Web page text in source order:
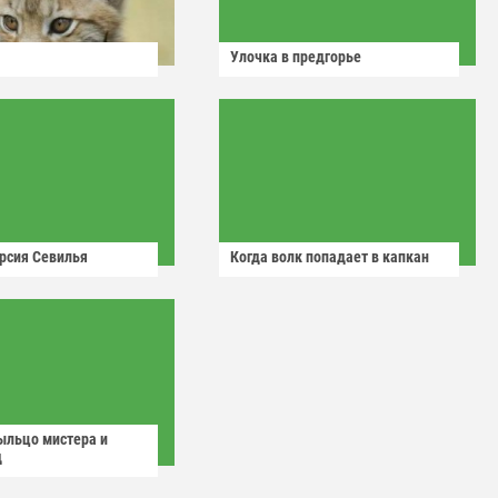
Улочка в предгорье
Севилья Когда волк попадает в капкан
мистера и